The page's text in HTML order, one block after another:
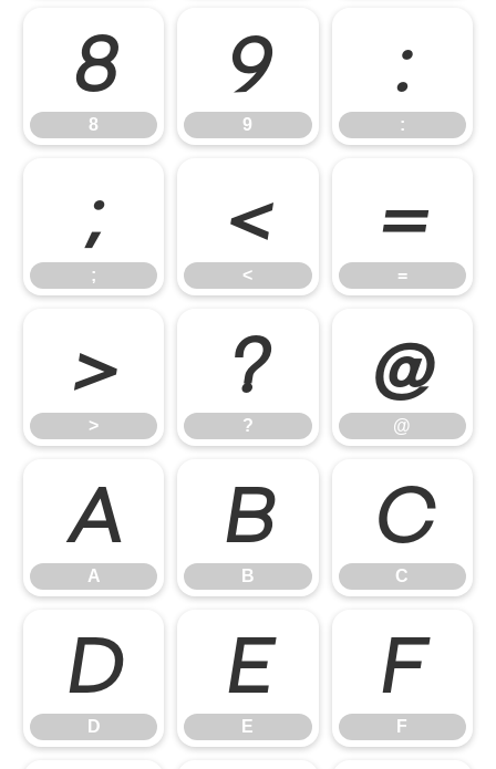
8
8
9
9
:
:
;
;
<
<
=
=
>
>
?
?
@
@
A
A
B
B
C
C
D
D
E
E
F
F